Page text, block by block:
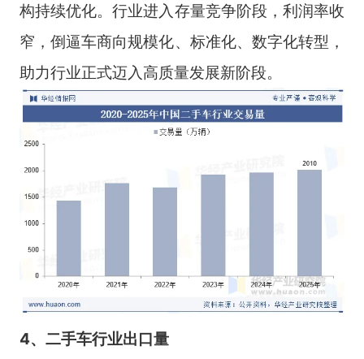
构持续优化。行业进入存量竞争阶段，利润率收
窄，倒逼车商向规模化、标准化、数字化转型，
助力行业正式迈入高质量发展新阶段。
4、二手车行业出口量